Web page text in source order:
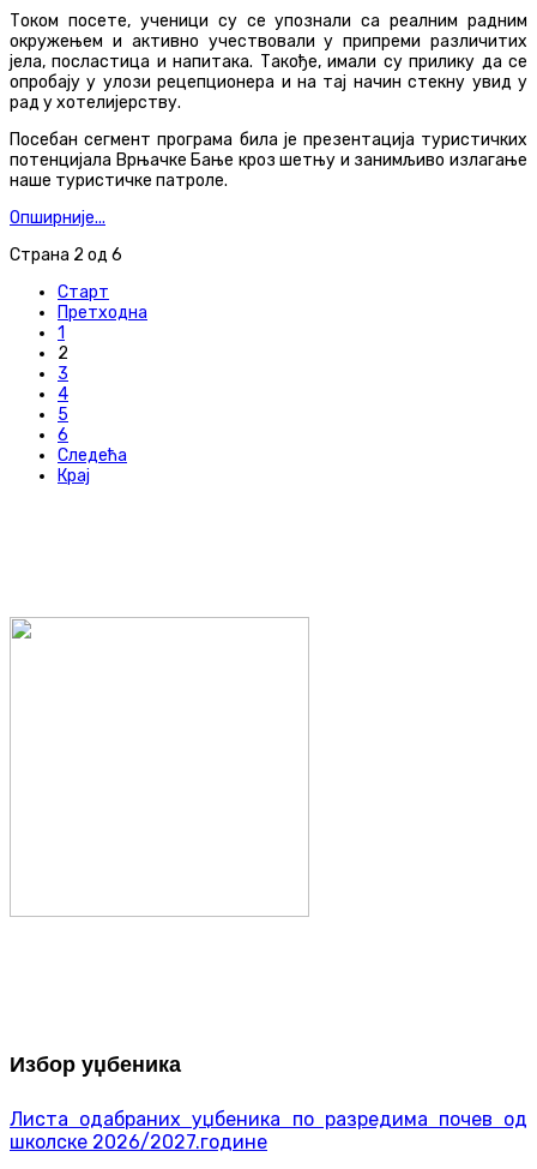
Током посете, ученици су се упознали са реалним радним
окружењем и активно учествовали у припреми различитих
јела, посластица и напитака. Такође, имали су прилику да се
опробају у улози рецепционера и на тај начин стекну увид у
рад у хотелијерству.
Посебан сегмент програма била је презентација туристичких
потенцијала Врњачке Бање кроз шетњу и занимљиво излагање
наше туристичке патроле.
Опширније...
Страна 2 од 6
Старт
Претходна
1
2
3
4
5
6
Следећа
Крај
Избор уџбеника
Листа одабраних уџбеника по разредима почев од
школске 2026/2027.године